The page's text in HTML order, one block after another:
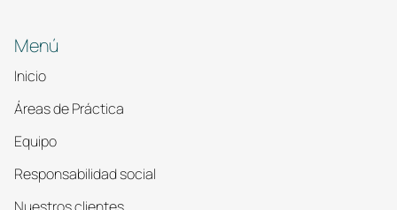
Menú
Inicio
Áreas de Práctica
Equipo
Responsabilidad social